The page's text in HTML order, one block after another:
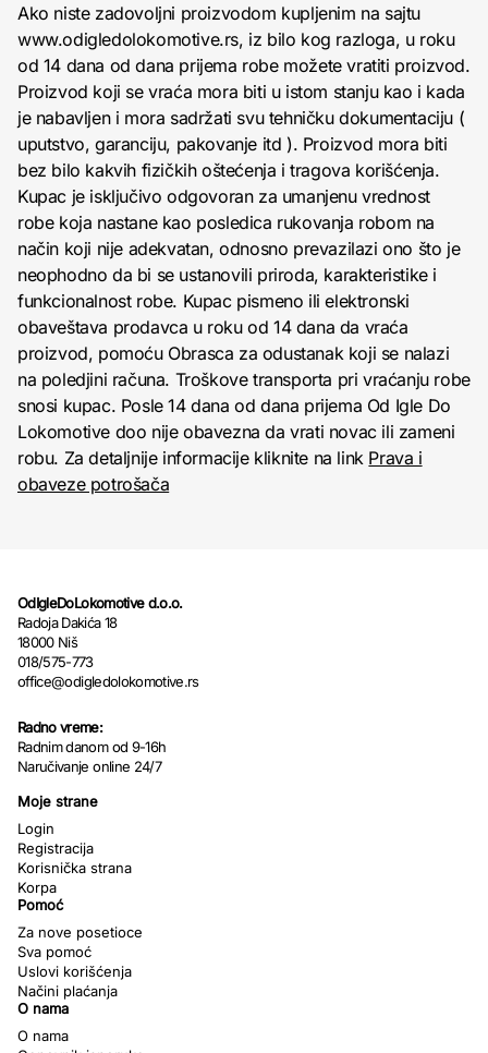
Ako niste zadovoljni proizvodom kupljenim na sajtu
www.odigledolokomotive.rs, iz bilo kog razloga, u roku
od 14 dana od dana prijema robe možete vratiti proizvod.
Proizvod koji se vraća mora biti u istom stanju kao i kada
je nabavljen i mora sadržati svu tehničku dokumentaciju (
uputstvo, garanciju, pakovanje itd ). Proizvod mora biti
bez bilo kakvih fizičkih oštećenja i tragova korišćenja.
Kupac je isključivo odgovoran za umanjenu vrednost
robe koja nastane kao posledica rukovanja robom na
način koji nije adekvatan, odnosno prevazilazi ono što je
neophodno da bi se ustanovili priroda, karakteristike i
funkcionalnost robe. Kupac pismeno ili elektronski
obaveštava prodavca u roku od 14 dana da vraća
proizvod, pomoću Obrasca za odustanak koji se nalazi
na poledjini računa. Troškove transporta pri vraćanju robe
snosi kupac. Posle 14 dana od dana prijema Od Igle Do
Lokomotive doo nije obavezna da vrati novac ili zameni
robu. Za detaljnije informacije kliknite na link Prava i
obaveze potrošača
OdIgleDoLokomotive d.o.o.
Radoja Dakića 18
18000 Niš
018/575-773
office@odigledolokomotive.rs
Radno vreme:
Radnim danom od 9-16h
Naručivanje online 24/7
Moje strane
Login
Registracija
Korisnička strana
Korpa
Pomoć
Za nove posetioce
Sva pomoć
Uslovi korišćenja
Načini plaćanja
O nama
O nama